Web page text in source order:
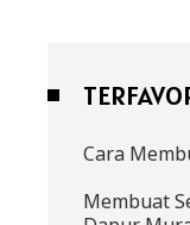
Cara
Membuat